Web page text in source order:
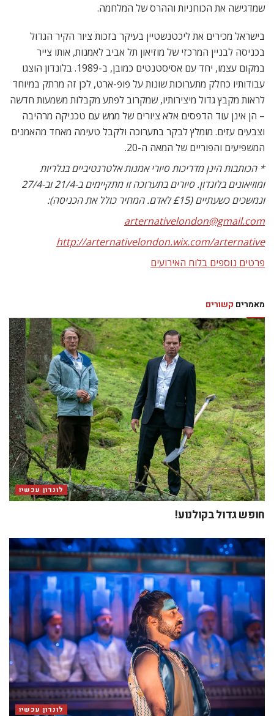
שמדגישה את הכוחניות וההרס של המלחמה.
בישראל מכירים את ליכטנשטיין בעיקר בזכות ציור הקיר הגדול
בכניסה לבניין המרכזי של מוזיאון תל אביב לאמנות, אותו צייר
במקום עצמו, יחד עם אסיסטנטים כמובן, ב-1989. בלונדון הוצגו
עבודותיו כחלק מתערוכות שונות על פופ-ארט, לכן זה מרתק במיוחד
לראות מקבץ גדול מיצירותיו, שמקרוב לפתע מקבלות משמעות חדשה
– הן אינן עוד הדפסים אלא ציורים של ממש עם טכניקה מרהיבה
וצבעים עזים. מומלץ לבקר בתערוכה ולקבל טעימה מאחד מהאמנים
המשפיעים והפוריים של המאה ה-20.
* הכותבות הינן מדריכות סיורי אמנות אלטרנטיביים בגלריות
ומוזיאונים בלונדון. סיורים בתערוכה זו מתקיימים ב-21/4 וב-27/4
ונמשכים כשעתיים (£15 לאדם. המחיר כולל את הכניסה):
arternativelondon@gmail.com
http://arternativelondon.wix.com/arternative
פרטים נוספים בלוח האירועים
מאמרים קשורים
לונדון עכשיו
חופש גדול בקולנוע!
לונדון עכשיו